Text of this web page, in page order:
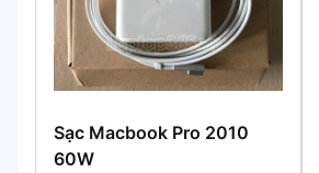
Sạc Macbook Pro 2010
60W